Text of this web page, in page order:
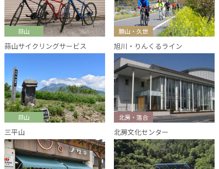
蒜山
蒜山サイクリングサービス
勝山・久世
旭川・りんくるライン
蒜山
三平山
北房・落合
北房文化センター